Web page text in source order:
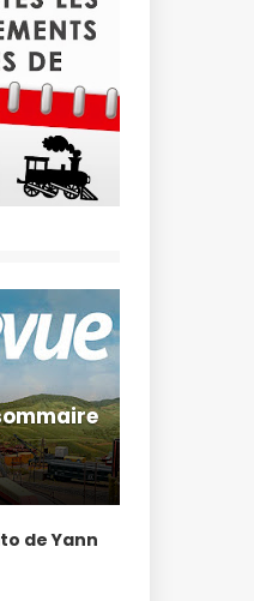
de Yann